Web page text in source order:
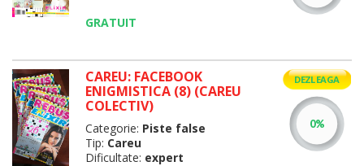
GRATUIT
CAREU: FACEBOOK
ENIGMISTICA (8) (CAREU
COLECTIV)
Categorie: Piste false
Tip: Careu
Dificultate: expert
DEZLEAGA